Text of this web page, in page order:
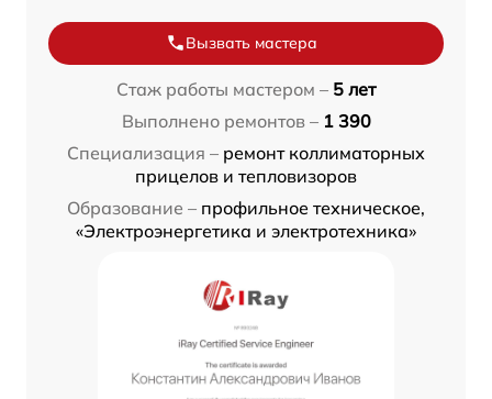
Вызвать мастера
Стаж работы мастером – 5 лет
Выполнено ремонтов – 1 390
Специализация – ремонт коллиматорных
прицелов и тепловизоров
Образование – профильное техническое,
«Электроэнергетика и электротехника»